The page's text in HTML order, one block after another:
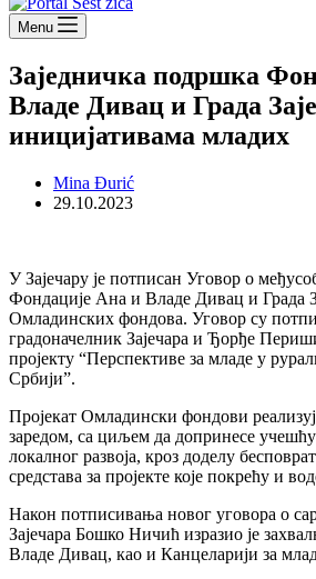
Menu
Заједничка подршка
Владе Дивац и Града
иницијативама младих
Mina Đurić
29.10.2023
У Зајечару је потписан Уговор о
Фондације Ана и Владе Дивац и Града
Омладинских фондова. Уговор су
градоначелник Зајечара и Ђорђе
пројекту “Перспективе за младе у
Србији”.
Пројекат Омладински фондови
заредом, са циљем да допринесе
локалног развоја, кроз доделу
средстава за пројекте које покрећу и
Након потписивања новог уговора о
Зајечара Бошко Ничић изразио је
Владе Дивац, као и Канцеларији за